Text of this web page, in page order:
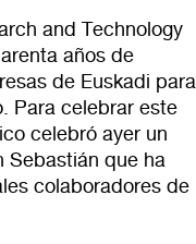
and Technology
años de
de Euskadi para
Para celebrar este
celebró ayer un
Sebastián que ha
colaboradores de